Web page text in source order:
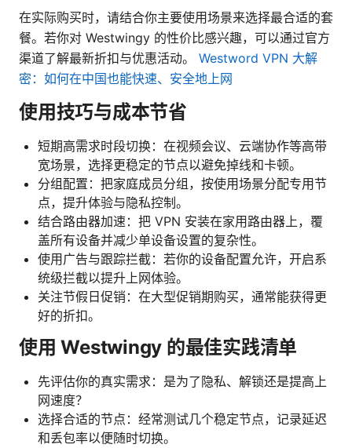
在实际购买时，请结合你主要使用场景来选择最合适的套
餐。若你对 Westwingy 的性价比感兴趣，可以通过官方
渠道了解最新折扣与优惠活动。 Westword VPN 大解
密：如何在中国也能快速、安全地上网
使用技巧与成本节省
短期高需求时段切换：在视频会议、云端协作等高带
宽场景，选择更稳定的节点以避免掉线和卡顿。
分组配置：把家庭成员分组，按使用场景分配专用节
点，提升体验与隐私控制。
结合路由器加速：把 VPN 安装在家用路由器上，覆
盖所有设备并减少单设备设置的复杂性。
使用广告与跟踪拦截：若你的设备配置允许，开启系
统级拦截以提升上网体验。
关注节假日促销：在大型促销期购买，通常能获得更
好的折扣。
使用 Westwingy 的最佳实践清单
先评估你的真实需求：是为了隐私、解锁还是提高上
网速度？
选择合适的节点：经常测试几个稳定节点，记录延迟
和丢包率以便随时切换。